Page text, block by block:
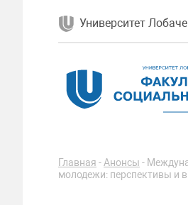
Университет
Главная -Анонсы -
молодежи: перспективы и